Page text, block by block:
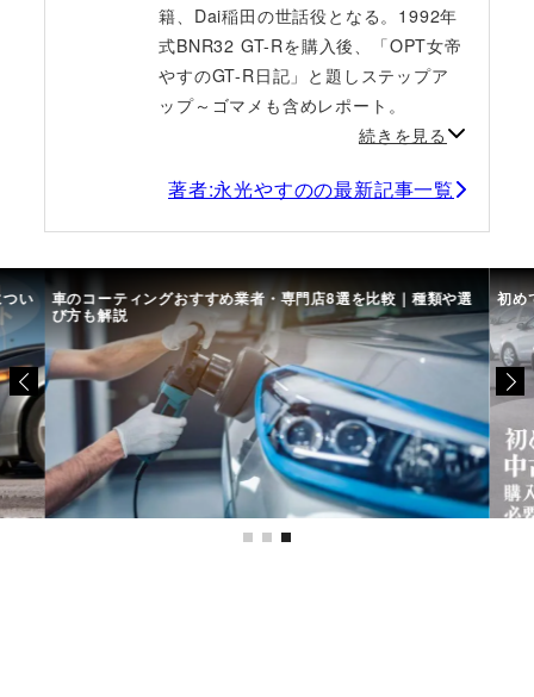
籍、Dai稲田の世話役となる。1992年
式BNR32 GT-Rを購入後、「OPT女帝
やすのGT-R日記」と題しステップア
ップ～ゴマメも含めレポート。
続きを見る
著者:永光やすのの最新記事一覧
い 車のコーティングおすすめ業者・専門店8選を比較｜種類や選
び方も解説
初め